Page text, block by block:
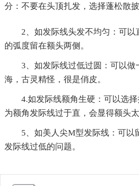
分：不要在头顶扎发，选择蓬松散披
2、如发际线头发不均匀：可以
的弧度留在额头两侧。
3、如发际线过低过圆：可以做
海，古灵精怪，很是俏皮。
4.如发际线额角生硬：可以选
为额角发际线过于直，会显得额头
5、如美人尖M型发际线：可以
发际线过低的问题。